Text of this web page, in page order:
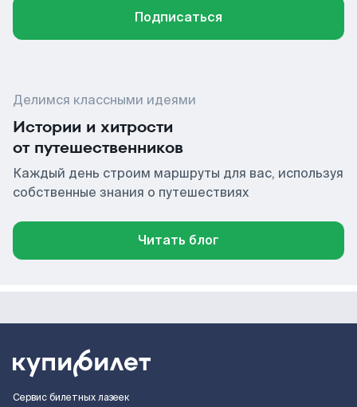
Подписаться
Делимся классными идеями
Истории и хитрости
от путешественников
Каждый день строим маршруты для вас, используя
собственные знания о путешествиях
Читать блог
Сервис билетных лазеек